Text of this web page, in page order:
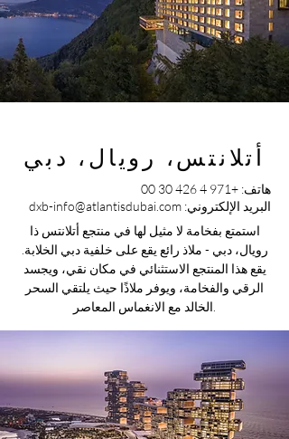
أتلانتس، رويال، دبي
هاتف: +971 4 426 30 00
البريد الإلكتروني: dxb-info@atlantisdubai.com
استمتع بفخامة لا مثيل لها في منتجع أتلانتس ذا
رويال، دبي - ملاذ رائع يقع على خلفية دبي الخلابة.
يقع هذا المنتجع الاستثنائي في مكان نقي، ويجسد
الرقي والفخامة، ويوفر ملاذًا حيث يلتقي السحر